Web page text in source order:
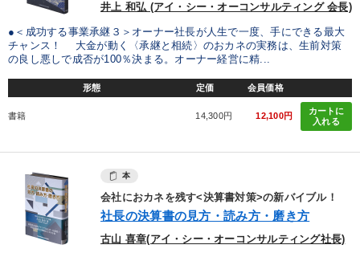
井上 和弘 (アイ・シー・オーコンサルティング 会長)
●＜成功する事業承継３＞オーナー社長が人生で一度、手にできる最大
チャンス！ 大金が動く〈承継と相続〉のおカネの実務は、生前対策
の良し悪しで成否が100％決まる。オーナー経営に精...
形態 定価 会員価格
書籍 14,300円 12,100円
カートに
入れる
本
会社におカネを残す<決算書対策>の新バイブル！
社長の決算書の見方・読み方・磨き方
古山 喜章(アイ・シー・オーコンサルティング社長)